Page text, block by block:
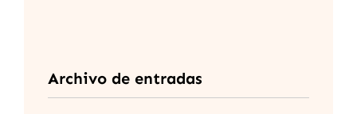
Archivo de entradas